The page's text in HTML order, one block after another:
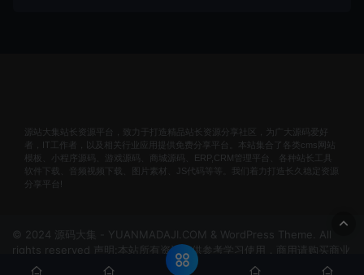
源站大集站长资源平台，致力于打造精品站长资源分享社区，为广大源码爱好
者，IT工作者，以及相关行业应用提供免费分享平台。本站集合了各类cms网站
模板、小程序源码、游戏源码、商城源码、ERP,CRM管理平台、各种站长工具
软件下载、音频视频下载、图片素材、JS代码等等。我们着力打造长久稳定资源
分享平台!
© 2024 源码大集 - YUANMADAJI.COM & WordPress Theme. All
rights reserved 声明:本站所有资源仅供参考学习使用，商用请购买商业
版权！非法使用者自行承担责任！
网站地图